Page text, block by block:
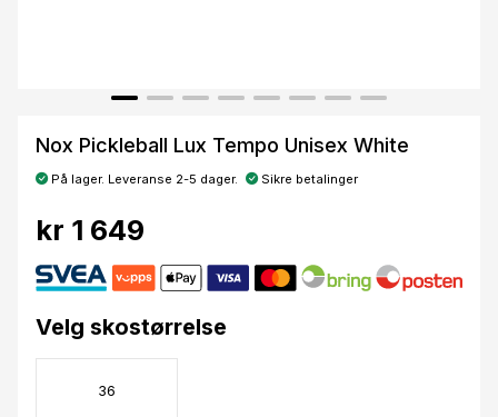
Nox Pickleball Lux Tempo Unisex White
På lager. Leveranse 2-5 dager. Sikre betalinger
kr 1 649
Velg skostørrelse
36